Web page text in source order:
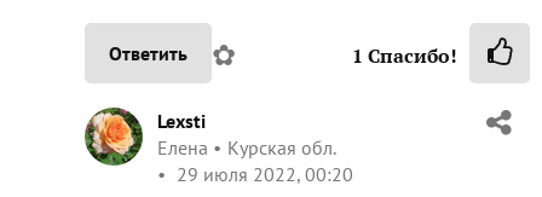
Ответить ✿ 1 Спасибо!
Lexsti
Елена
Курская обл.
29 июля 2022, 00:20